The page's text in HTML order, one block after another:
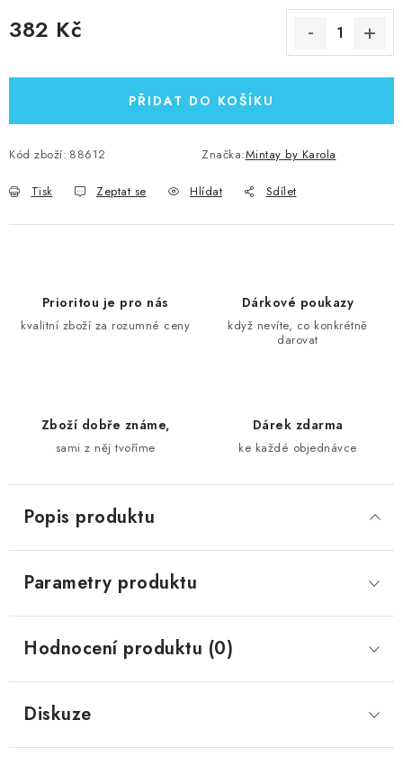
382 Kč
PŘIDAT DO KOŠÍKU
Kód zboží: 88612 Značka:Mintay by Karola
Tisk Zeptat se Hlídat Sdílet
Prioritou je pro nás
kvalitní zboží za rozumné ceny
Dárkové poukazy
když nevíte, co konkrétně
darovat
Zboží dobře známe,
sami z něj tvoříme
Dárek zdarma
ke každé objednávce
Popis produktu
Parametry produktu
Hodnocení produktu (0)
Diskuze